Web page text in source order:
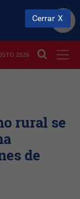
2026
rural se
de
Cerrar